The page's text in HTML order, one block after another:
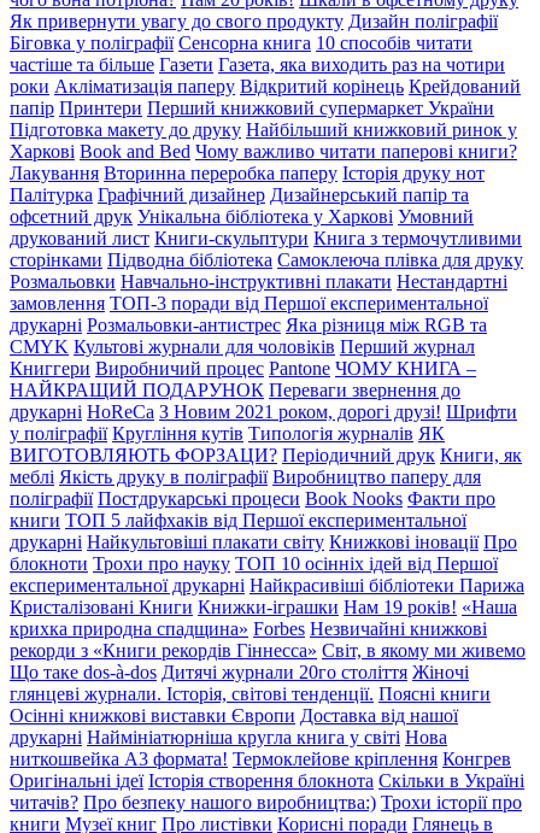
Як привернути увагу до свого продукту Дизайн поліграфії
Біговка у поліграфії Сенсорна книга 10 способів читати
частіше та більше Газети Газета, яка виходить раз на чотири
роки Акліматизація паперу Відкритий корінець Крейдований
папір Принтери Перший книжковий супермаркет України
Підготовка макету до друку Найбільший книжковий ринок у
Харкові Book and Bed Чому важливо читати паперові книги?
Лакування Вторинна переробка паперу Історія друку нот
Палітурка Графічний дизайнер Дизайнерський папір та
офсетний друк Унікальна бібліотека у Харкові Умовний
друкований лист Книги-скульптури Книга з термочутливими
сторінками Підводна бібліотека Самоклеюча плівка для друку
Розмальовки Навчально-інструктивні плакати Нестандартні
замовлення ТОП-3 поради від Першої експериментальної
друкарні Розмальовки-антистрес Яка різниця між RGB та
CMYK Культові журнали для чоловіків Перший журнал
Книггери Виробничий процес Pantone ЧОМУ КНИГА –
НАЙКРАЩИЙ ПОДАРУНОК Переваги звернення до
друкарні HoReCa З Новим 2021 роком, дорогі друзі! Шрифти
у поліграфії Кругління кутів Типологія журналів ЯК
ВИГОТОВЛЯЮТЬ ФОРЗАЦИ? Періодичний друк Книги, як
меблі Якість друку в поліграфії Виробництво паперу для
поліграфії Постдрукарські процеси Book Nooks Факти про
книги ТОП 5 лайфхаків від Першої експериментальної
друкарні Найкультовіші плакати світу Книжкові іновації Про
блокноти Трохи про науку ТОП 10 осінніх ідей від Першої
експериментальної друкарні Найкрасивіші бібліотеки Парижа
Кристалізовані Книги Книжки-іграшки Нам 19 років! «Наша
крихка природна спадщина» Forbes Незвичайні книжкові
рекорди з «Книги рекордів Гіннесса» Світ, в якому ми живемо
Що таке dos-à-dos Дитячі журнали 20го століття Жіночі
глянцеві журнали. Історія, світові тенденції. Поясні книги
Осінні книжкові виставки Європи Доставка від нашої
друкарні Наймініатюрніша кругла книга у світі Нова
ниткошвейка А3 формата! Термоклейове кріплення Конгрев
Оригінальні ідеї Історія створення блокнота Скільки в Україні
читачів? Про безпеку нашого виробництва:) Трохи історії про
книги Музеї книг Про листівки Корисні поради Глянець в